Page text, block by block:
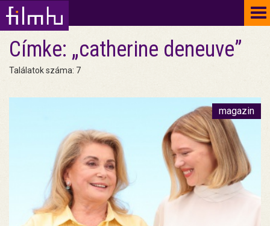
Címke: „catherine deneuve”
Találatok száma: 7
magazin